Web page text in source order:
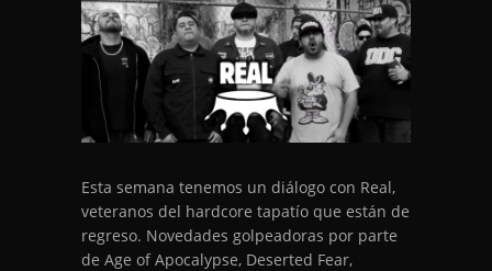
Esta semana tenemos un diálogo con Real,
veteranos del hardcore tapatío que están de
regreso. Novedades golpeadoras por parte
de Age of Apocalypse, Deserted Fear,